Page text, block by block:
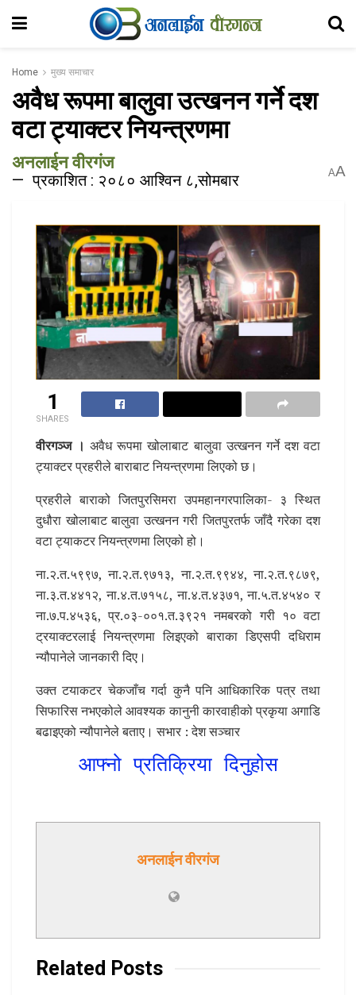
Home मुख्य समाचार
अवैध रूपमा बालुवा उत्खनन गर्ने दश
वटा ट्याक्टर नियन्त्रणमा
अनलाईन वीरगंज
प्रकाशित : २०८० आश्विन ८,सोमबार AA
1
SHARES
वीरगञ्ज । अवैध रूपमा खोलाबाट बालुवा उत्खनन गर्ने दश वटा
ट्याक्टर प्रहरीले बाराबाट नियन्त्रणमा लिएको छ।
प्रहरीले बाराको जितपुरसिमरा उपमहानगरपालिका- ३ स्थित
दुधौरा खोलाबाट बालुवा उत्खनन गरी जितपुरतर्फ जाँदै गरेका दश
वटा ट्याकटर नियन्त्रणमा लिएको हो।
ना.२.त.५९९७, ना.२.त.९७१३, ना.२.त.९९४४, ना.२.त.९८७९,
ना.३.त.४४१२, ना.४.त.७१५८, ना.४.त.४३७१, ना.५.त.४५४० र
ना.७.प.४५३६, प्र.०३-००१.त.३९२१ नमबरको गरी १० वटा
ट्रयाक्टरलाई नियन्त्रणमा लिइएको बाराका डिएसपी दधिराम
न्यौपानेले जानकारी दिए।
उक्त टयाकटर चेकजाँच गर्दा कुनै पनि आधिकारिक पत्र तथा
सिफारिस नभएकोले ‍आवश्यक कानुनी कारवाहीको प्रकृया अगाडि
बढाइएको न्यौपानेले बताए। सभार : देश सञ्चार
आफ्नो प्रतिक्रिया दिनुहोस
अनलाईन वीरगंज
Related Posts